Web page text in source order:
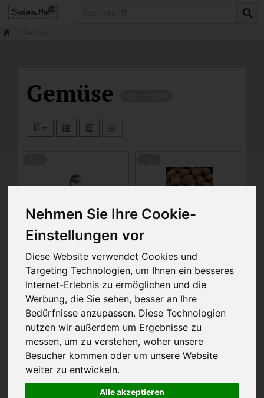
Nehmen Sie Ihre Cookie-
Einstellungen vor
Diese Website verwendet Cookies und
Targeting Technologien, um Ihnen ein besseres
Internet-Erlebnis zu ermöglichen und die
Werbung, die Sie sehen, besser an Ihre
Bedürfnisse anzupassen. Diese Technologien
nutzen wir außerdem um Ergebnisse zu
messen, um zu verstehen, woher unsere
Besucher kommen oder um unsere Website
weiter zu entwickeln.
Alle akzeptieren
Gemüse
frisches Gemüse
zum Kochen
67
frisches
Rohkostgemüse